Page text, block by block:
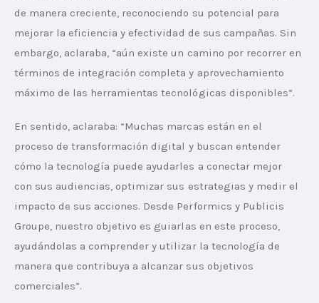
de manera creciente, reconociendo su potencial para
mejorar la eficiencia y efectividad de sus campañas. Sin
embargo, aclaraba, “aún existe un camino por recorrer en
términos de integración completa y aprovechamiento
máximo de las herramientas tecnológicas disponibles”.
En sentido, aclaraba: “Muchas marcas están en el
proceso de transformación digital y buscan entender
cómo la tecnología puede ayudarles a conectar mejor
con sus audiencias, optimizar sus estrategias y medir el
impacto de sus acciones. Desde Performics y Publicis
Groupe, nuestro objetivo es guiarlas en este proceso,
ayudándolas a comprender y utilizar la tecnología de
manera que contribuya a alcanzar sus objetivos
comerciales”.